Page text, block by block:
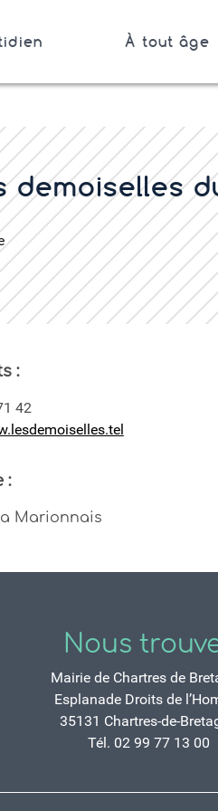
À tout âge
demoiselles
:
42
:
Marionnais
Nous
Mairie de Chartres de
Esplanade Droits de
35131 Chartres-de-
Tél. 02 99 77 13 00